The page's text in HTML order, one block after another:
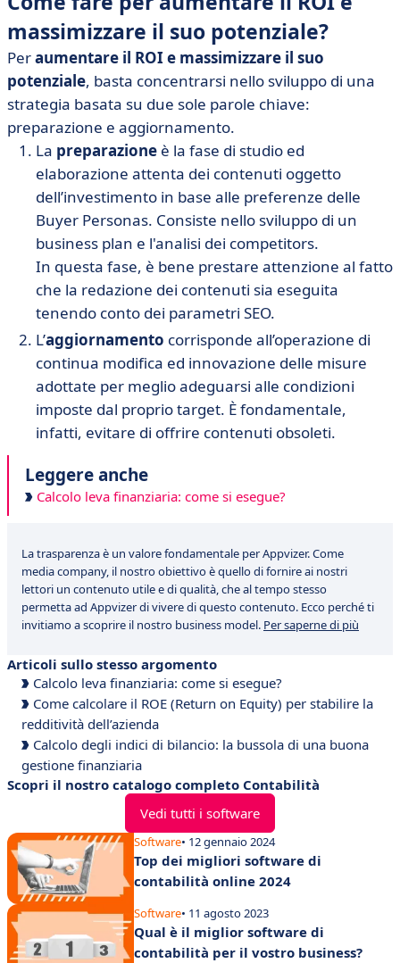
massimizzare il suo potenziale?
Peraumentare il ROI e massimizzare il suo
potenziale, basta concentrarsi nello sviluppo di una
strategia basata su due sole parole chiave:
preparazione e aggiornamento.
La preparazione è la fase di studio ed
elaborazione attenta dei contenuti oggetto
dell’investimento in base alle preferenze delle
Buyer Personas. Consiste nello sviluppo di un
business plan e l'analisi dei competitors.
In questa fase, è bene prestare attenzione al fatto
che la redazione dei contenuti sia eseguita
tenendo conto dei parametri SEO.
L’aggiornamento corrisponde all’operazione di
continua modifica ed innovazione delle misure
adottate per meglio adeguarsi alle condizioni
imposte dal proprio target. È fondamentale,
infatti, evitare di offrire contenuti obsoleti.
Leggere anche
Calcolo leva finanziaria: come si esegue?
La trasparenza è un valore fondamentale per Appvizer. Come
media company, il nostro obiettivo è quello di fornire ai nostri
lettori un contenuto utile e di qualità, che al tempo stesso
permetta ad Appvizer di vivere di questo contenuto. Ecco perché ti
invitiamo a scoprire il nostro business model. Per saperne di più
Articoli sullo stesso argomento
Calcolo leva finanziaria: come si esegue?
Come calcolare il ROE (Return on Equity) per stabilire la
redditività dell’azienda
Calcolo degli indici di bilancio: la bussola di una buona
gestione finanziaria
Scopri il nostro catalogo completo Contabilità
Vedi tutti i software
Software• 12 gennaio 2024
Top dei migliori software di
contabilità online 2024
Software• 11 agosto 2023
Qual è il miglior software di
contabilità per il vostro business?